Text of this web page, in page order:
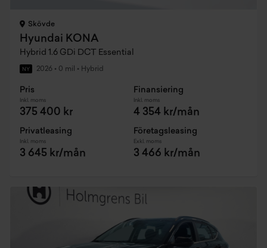
Skövde
Hyundai KONA
Hybrid 1.6 GDi DCT Essential
NY 2026 • 0 mil • Hybrid
Pris
Inkl. moms
375 400 kr
Finansiering
Inkl. moms
4 354 kr/mån
Privatleasing
Inkl. moms
3 645 kr/mån
Företagsleasing
Exkl. moms
3 466 kr/mån